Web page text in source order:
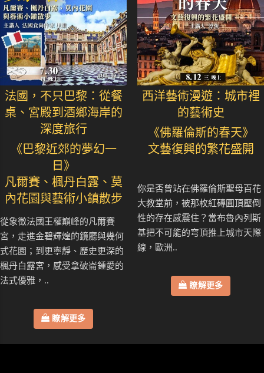
法國，不只巴黎：從餐
桌、宮殿到酒鄉海岸的
深度旅行
《巴黎近郊的夢幻一
日》
凡爾賽、楓丹白露、莫
內花園與藝術小鎮散步
從象徵法國王權巔峰的凡爾賽
宮，走進金碧輝煌的鏡廳與幾何
式花園；到更寧靜、歷史更深的
楓丹白露宮，感受拿破崙鍾愛的
法式優雅，..
瞭解更多
西洋藝術漫遊：城市裡
的藝術史
《佛羅倫斯的春天》
文藝復興的繁花盛開
你是否曾站在佛羅倫斯聖母百花
大教堂前，被那枚紅磚圓頂壓倒
性的存在感震住？當布魯內列斯
基把不可能的穹頂推上城市天際
線，歐洲..
瞭解更多